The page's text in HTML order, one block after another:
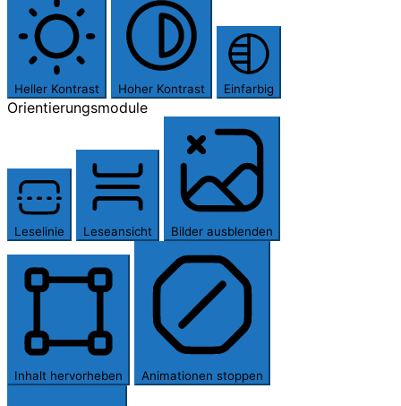
Heller Kontrast Hoher Kontrast Einfarbig
Orientierungsmodule
Leselinie Leseansicht Bilder ausblenden
Inhalt hervorheben Animationen stoppen